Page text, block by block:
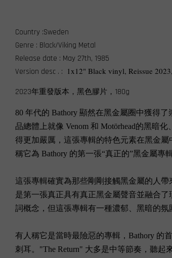
Country :Sweden
Genre : Black/Viking Metal
Release date : May 27th, 1985
Version desc . : 1x12" Black vinyl, Reissue 2023,
2023年重發版本，黑色膠片，180g
80 年代的 Bathory 顯然在黑金屬圈中獲得
品總體上就像 Venom 和 Motörhead的黑暗
得更加嚴厲，這張專輯的特色元素在黑金屬
稱它為 Bathory 的第一張“真正的”黑金屬專輯
這張專輯確實為那些剛剛接觸黑金屬的人
是第一張真正具有真正黑金屬聲音並融合
詞概念，但這張專輯有一種濃郁、黑暗的
有人稱它是當時最險惡的專輯，Bathory 的
刺耳。"The Return" 大多是中等節奏，聽